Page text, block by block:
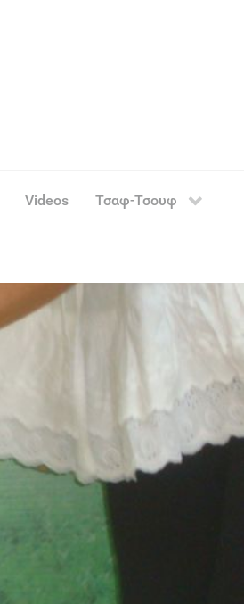
Videos Τσαφ-Τσουφ